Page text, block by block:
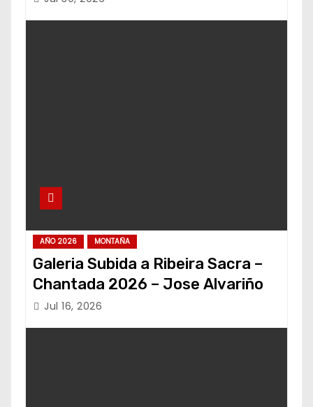
AÑO 2026 MONTAÑA
Galeria Subida a Ribeira Sacra –
Chantada 2026 – Jose Alvariño
Jul 16, 2026